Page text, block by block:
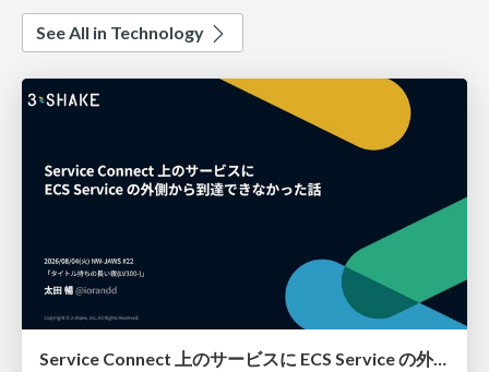
See All in Technology
Service Connect 上のサービスに ECS Service の外側から到達できなかった話